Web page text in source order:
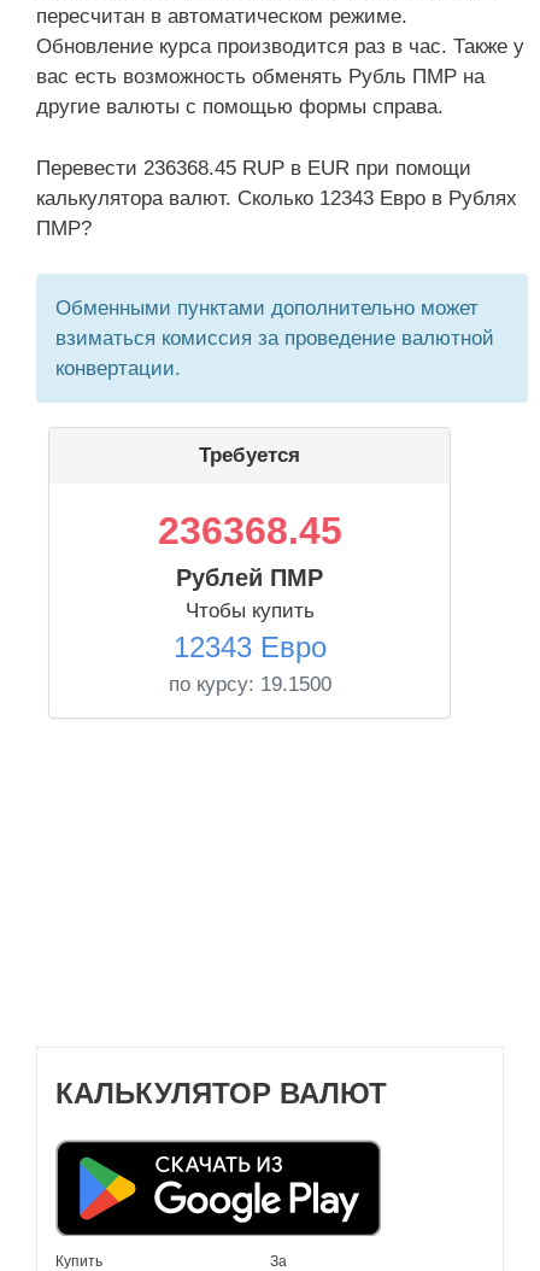
пересчитан в автоматическом режиме.
Обновление курса производится раз в час. Также у
вас есть возможность обменять Рубль ПМР на
другие валюты с помощью формы справа.
Перевести 236368.45 RUP в EUR при помощи
калькулятора валют. Сколько 12343 Евро в Рублях
ПМР?
Обменными пунктами дополнительно может
взиматься комиссия за проведение валютной
конвертации.
Требуется
236368.45
Рублей ПМР
Чтобы купить
12343 Евро
по курсу: 19.1500
КАЛЬКУЛЯТОР ВАЛЮТ
Купить За